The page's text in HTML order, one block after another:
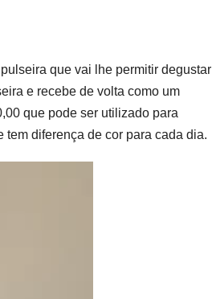
que vai lhe permitir degustar
e recebe de volta como um
que pode ser utilizado para
diferença de cor para cada dia.